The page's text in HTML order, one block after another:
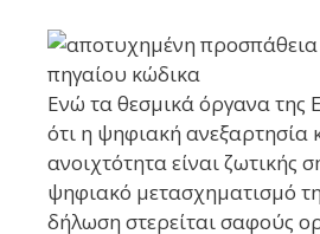
Ενώ τα θεσμικά όργανα της
ότι η ψηφιακή ανεξαρτησία
ανοιχτότητα είναι ζωτικής
ψηφιακό μετασχηματισμό
δήλωση στερείται σαφούς